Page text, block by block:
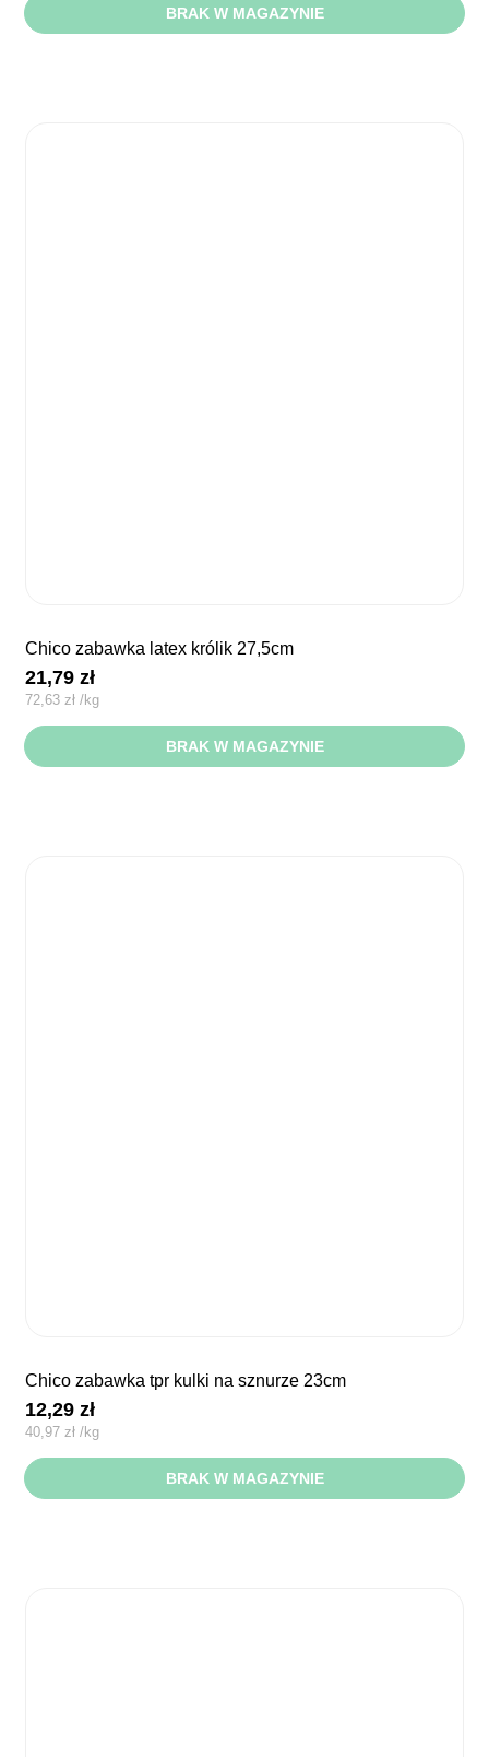
BRAK W MAGAZYNIE
chico zabawka latex królik 27,5cm
21,79zł
72,63 zł /kg
BRAK W MAGAZYNIE
chico zabawka tpr kulki na sznurze 23cm
12,29zł
40,97 zł /kg
BRAK W MAGAZYNIE